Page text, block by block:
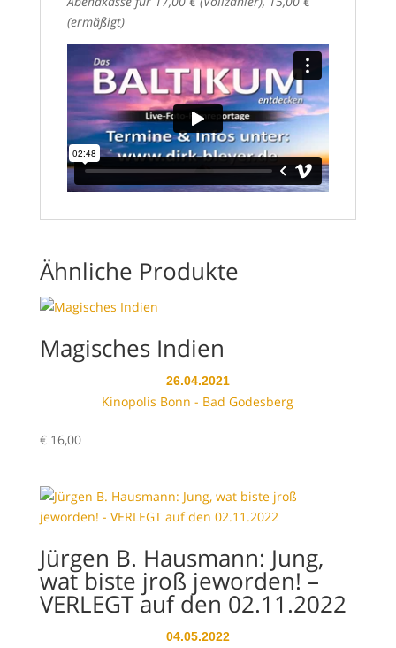
(ermäßigt)
Ähnliche Produkte
Magisches Indien
26.04.2021
Kinopolis Bonn - Bad Godesberg
€16,00
Jürgen B. Hausmann: Jung,
wat biste jroß jeworden! –
VERLEGT auf den 02.11.2022
04.05.2022